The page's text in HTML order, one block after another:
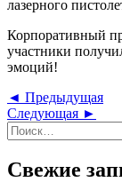
лазерного
Корпоративный
участники
эмоций!
Навигация
по
записям
◄ Предыдущая
Следующая ►
Найти:
Свежие